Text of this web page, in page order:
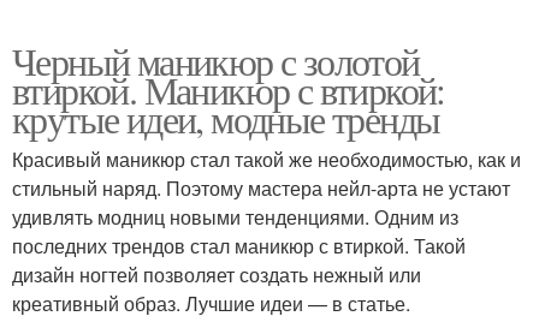
Черный маникюр с золотой
втиркой. Маникюр с втиркой:
крутые идеи, модные тренды
Красивый маникюр стал такой же необходимостью, как и
стильный наряд. Поэтому мастера нейл-арта не устают
удивлять модниц новыми тенденциями. Одним из
последних трендов стал маникюр с втиркой. Такой
дизайн ногтей позволяет создать нежный или
креативный образ. Лучшие идеи — в статье.